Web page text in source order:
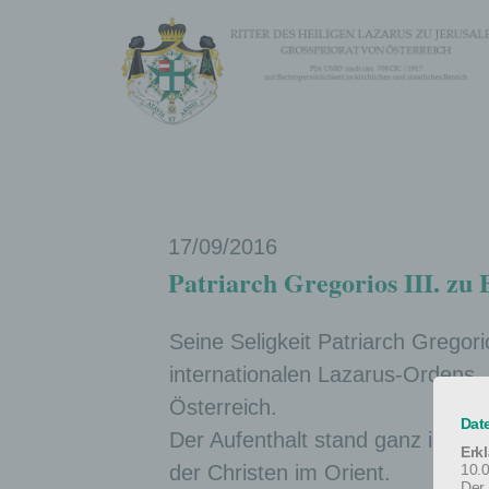
17/09/2016
Patriarch Gregorios III. zu
Seine Seligkeit Patriarch
internationalen Lazarus-
Österreich.
Der Aufenthalt stand ganz im
der Christen im Orient.